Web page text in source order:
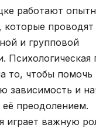
работают
которые
и групповой
то, чтобы помочь
зависимость и
её преодолением.
играет важную